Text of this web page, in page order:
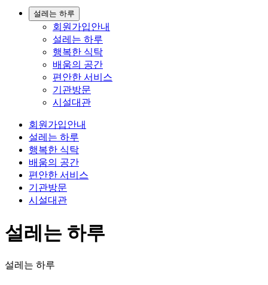
설레는 하루
회원가입안내
설레는 하루
행복한 식탁
배움의 공간
편안한 서비스
기관방문
시설대관
회원가입안내
설레는 하루
행복한 식탁
배움의 공간
편안한 서비스
기관방문
시설대관
설레는 하루
설레는 하루